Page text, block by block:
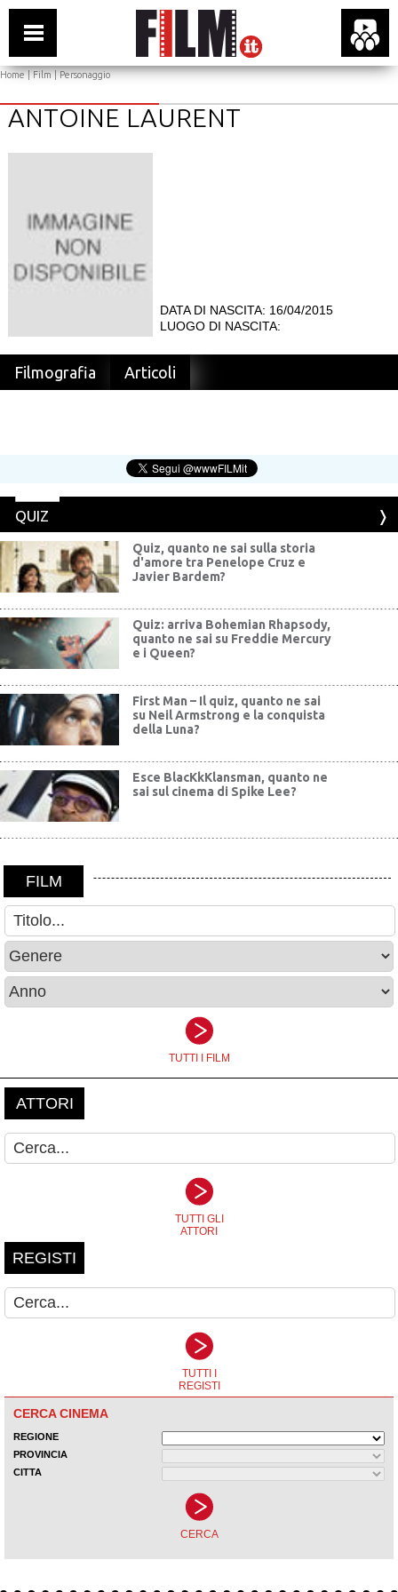
Home|Film| Personaggio
ANTOINE LAURENT
DATA DI NASCITA: 16/04/2015
LUOGO DI NASCITA:
Filmografia Articoli
QUIZ
Quiz, quanto ne sai sulla storia
d'amore tra Penelope Cruz e
Javier Bardem?
Quiz: arriva Bohemian Rhapsody,
quanto ne sai su Freddie Mercury
e i Queen?
First Man – Il quiz, quanto ne sai
su Neil Armstrong e la conquista
della Luna?
Esce BlacKkKlansman, quanto ne
sai sul cinema di Spike Lee?